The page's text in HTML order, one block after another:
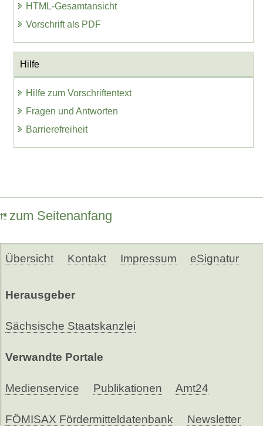
HTML-Gesamtansicht
Vorschrift als PDF
Hilfe
Hilfe zum Vorschriftentext
Fragen und Antworten
Barrierefreiheit
zum Seitenanfang
Übersicht Kontakt Impressum eSignatur
Herausgeber
Sächsische Staatskanzlei
Verwandte Portale
Medienservice Publikationen Amt24
FÖMISAX Fördermitteldatenbank Newsletter